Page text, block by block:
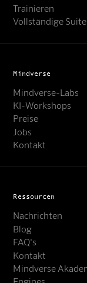
Trainieren
Vollständige Suite
Mindverse
Mindverse-Labs
KI-Workshops
Preise
Jobs
Kontakt
Ressourcen
Nachrichten
Blog
FAQ's
Kontakt
Mindverse